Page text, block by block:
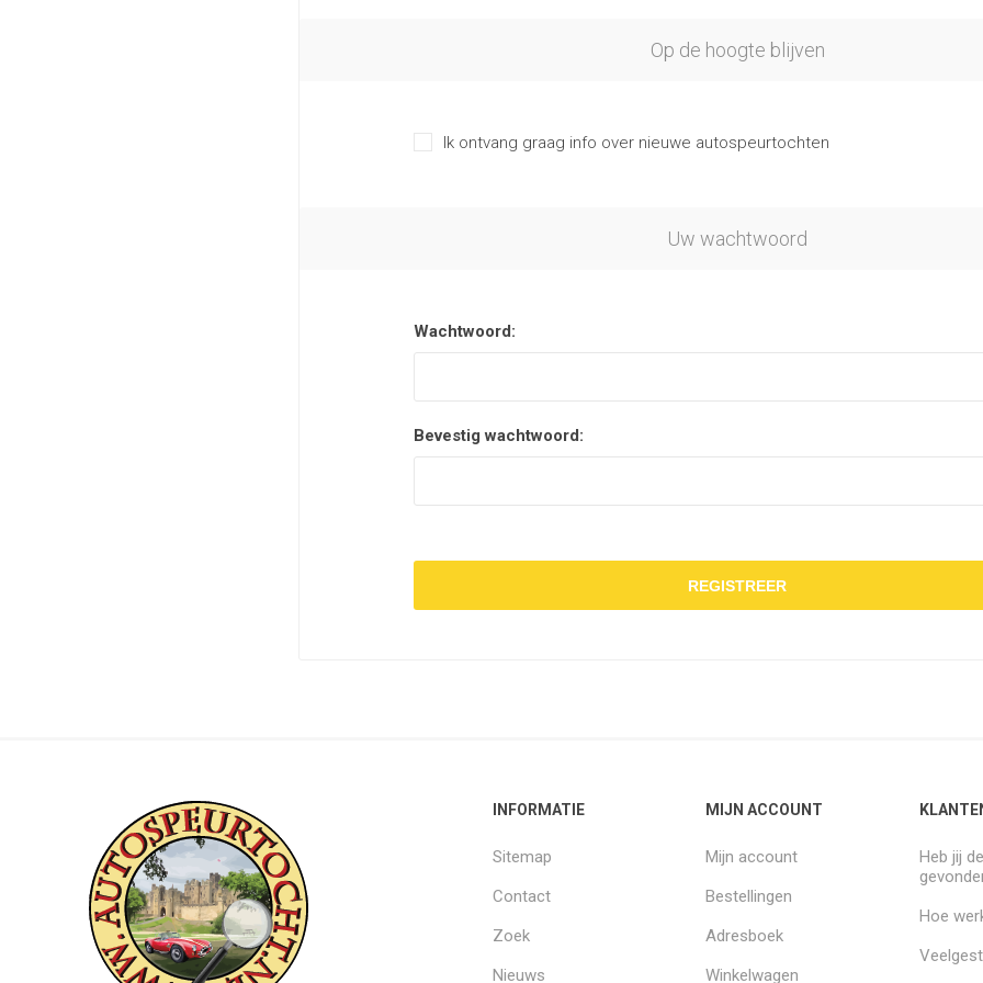
Op de hoogte blijven
Ik ontvang graag info over nieuwe autospeurtochten
Uw wachtwoord
Wachtwoord:
Bevestig wachtwoord:
REGISTREER
INFORMATIE
Sitemap
Contact
Zoek
Nieuws
MIJN ACCOUNT
Mijn account
Bestellingen
Adresboek
Winkelwagen
Heb jij
Hoe